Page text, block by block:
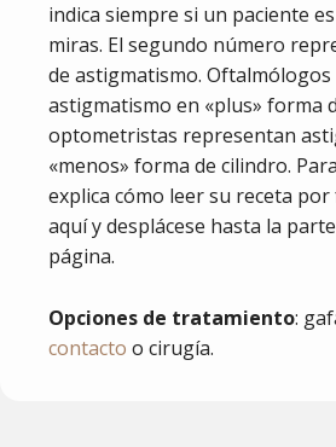
indica siempre si un paciente
miras. El segundo número
de astigmatismo.
astigmatismo en «plus» forma
optometristas representan
«menos» forma de cilindro.
explica cómo leer su receta
aquí y desplácese hasta la
página.
Opciones de tratamiento:
contacto o cirugía.